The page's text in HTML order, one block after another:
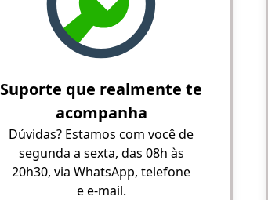
Suporte que realmente te
acompanha
Dúvidas? Estamos com você de
segunda a sexta, das 08h às
20h30, via WhatsApp, telefone
e e-mail.